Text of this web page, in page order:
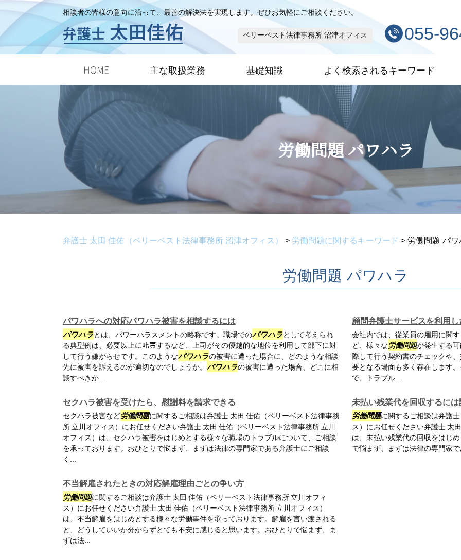
労働問題 パワハラ
相談者の皆様の意向に沿って、最善の解決法を実現します。ぜひお気軽にご相談ください。
ベリーベスト法律事務所 沼津オフィス 055-
HOME 主な取扱業務 基礎知識 よく検索されるキーワード
弁護士 太田 佳佑（ベリーベスト法律事務所 沼津オフィス） >労働問題に関するキーワード >労働問題 パワ
労働問題 パワハラ
パワハラへの対応パワハラ被害を相談するには
パワハラとは、パワーハラスメントの略称です。職場でのパワハラとして考えられ
る典型例は、必要以上に𠮟責するなど、上司がその優越的な地位を利用して部下に対
して行う嫌がらせです。このようなパワハラの被害に遭った場合に、どのような相談
先に被害を訴えるのが適切なのでしょうか。 パワハラの被害に遭った場合、どこに相
談すべきか...
顧問弁護士サービスを利用
会社内では、従業員の雇用に関
ど、様々な労働問題が発生する
際して行う契約書のチェックや
要となる場面も多く存在します
で、トラブル...
セクハラ被害を受けたら、慰謝料を請求できる
セクハラ被害など労働問題に関するご相談は弁護士 太田 佳佑（ベリーベスト法律事務
所 立川オフィス）にお任せください弁護士 太田 佳佑（ベリーベスト法律事務所 立川
オフィス）は、セクハラ被害をはじめとする様々な職場のトラブルについて、ご相談
を承っております。おひとりで悩まず、まずは法律の専門家である弁護士にご相談
く...
未払い残業代を回収するに
労働問題に関するご相談は弁護
ス）にお任せください弁護士 太
は、未払い残業代の回収をはじ
で悩まず、まずは法律の専門家
不当解雇されたときの対応解雇理由ごとの争い方
労働問題に関するご相談は弁護士 太田 佳佑（ベリーベスト法律事務所 立川オフィ
ス）にお任せください弁護士 太田 佳佑（ベリーベスト法律事務所 立川オフィス）
は、不当解雇をはじめとする様々な労働事件を承っております。解雇を言い渡される
と、どうしていいか分からずとても不安に感じると思います。おひとりで悩まず、ま
ずは法...